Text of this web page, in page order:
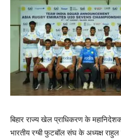
बिहार राज्य खेल प्राधिकरण के
भारतीय रग्बी फुटबॉल संघ के अध्यक्ष राहुल